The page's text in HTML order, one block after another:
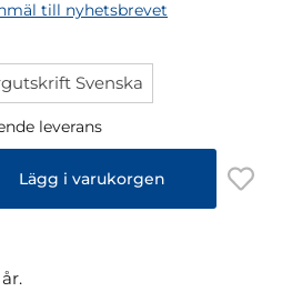
till nyhetsbrevet
Svenska
leverans
Lägg i varukorgen